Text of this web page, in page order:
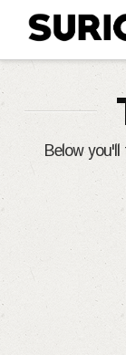
Below
Hotel